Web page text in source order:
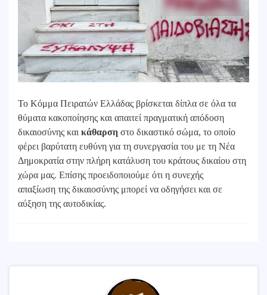
Το Κόμμα Πειρατών Ελλάδας βρίσκεται δίπλα σε όλα τα
θύματα κακοποίησης και απαιτεί πραγματική απόδοση
δικαιοσύνης και κάθαρση στο δικαστικό σώμα, το οποίο
φέρει βαρύτατη ευθύνη για τη συνεργασία του με τη Νέα
Δημοκρατία στην πλήρη κατάλυση του κράτους δικαίου στη
χώρα μας. Επίσης προειδοποιούμε ότι η συνεχής
απαξίωση της δικαιοσύνης μπορεί να οδηγήσει και σε
αύξηση της αυτοδικίας.